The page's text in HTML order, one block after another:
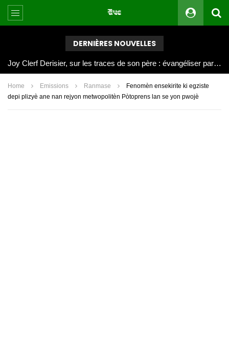
DERNIÈRES NOUVELLES
Joy Clerf Derisier, sur les traces de son père : évangéliser par la musique
Home Emissions Ranmase
Fenomèn ensekirite ki egziste
depi plizyè ane nan rejyon metwopolitèn Pòtoprens lan se yon pwojè